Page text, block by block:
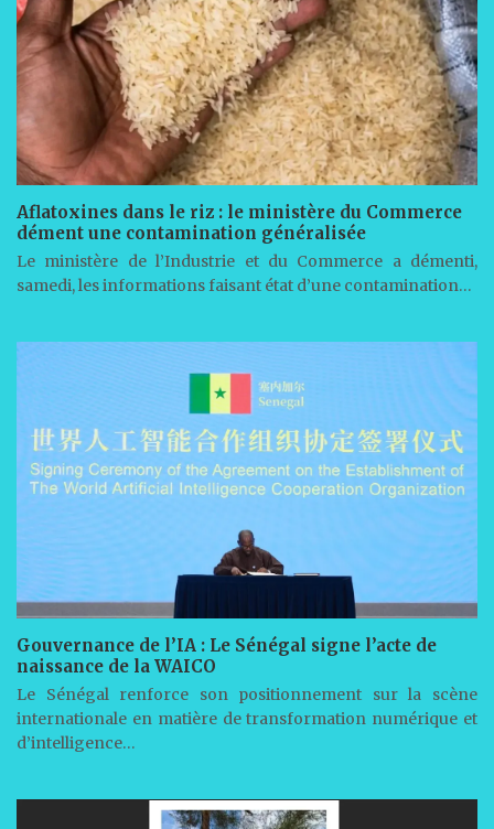
Aflatoxines dans le riz : le ministère du Commerce
dément une contamination généralisée
Le ministère de l’Industrie et du Commerce a démenti,
samedi, les informations faisant état d’une contamination…
Gouvernance de l’IA : Le Sénégal signe l’acte de
naissance de la WAICO
Le Sénégal renforce son positionnement sur la scène
internationale en matière de transformation numérique et
d’intelligence…